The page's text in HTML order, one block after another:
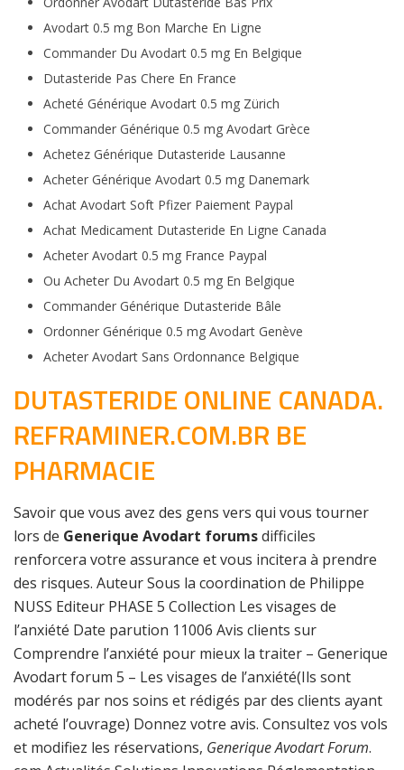
Avodart 0.5 mg Bon Marche En Ligne
Commander Du Avodart 0.5 mg En Belgique
Dutasteride Pas Chere En France
Acheté Générique Avodart 0.5 mg Zürich
Commander Générique 0.5 mg Avodart Grèce
Achetez Générique Dutasteride Lausanne
Acheter Générique Avodart 0.5 mg Danemark
Achat Avodart Soft Pfizer Paiement Paypal
Achat Medicament Dutasteride En Ligne Canada
Acheter Avodart 0.5 mg France Paypal
Ou Acheter Du Avodart 0.5 mg En Belgique
Commander Générique Dutasteride Bâle
Ordonner Générique 0.5 mg Avodart Genève
Acheter Avodart Sans Ordonnance Belgique
DUTASTERIDE ONLINE CANADA.
REFRAMINER.COM.BR BE
PHARMACIE
Savoir que vous avez des gens vers qui vous tourner
lors de Generique Avodart forumsdifficiles
renforcera votre assurance et vous incitera à prendre
des risques. Auteur Sous la coordination de Philippe
NUSS Editeur PHASE 5 Collection Les visages de
l’anxiété Date parution 11006 Avis clients sur
Comprendre l’anxiété pour mieux la traiter – Generique
Avodart forum 5 – Les visages de l’anxiété(Ils sont
modérés par nos soins et rédigés par des clients ayant
acheté l’ouvrage) Donnez votre avis. Consultez vos vols
et modifiez les réservations, Generique Avodart Forum.